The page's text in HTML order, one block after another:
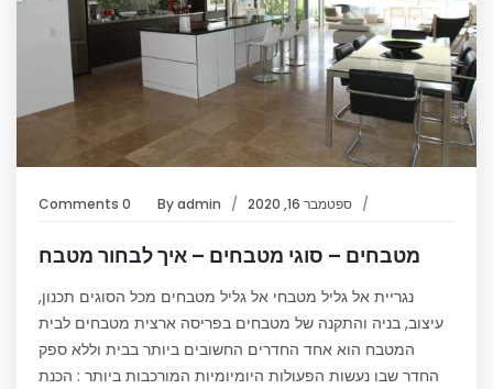
ספטמבר 16, 2020 Byadmin
0 Comments
מטבחים – סוגי מטבחים – איך לבחור מטבח
נגריית אל גליל מטבחי אל גליל מטבחים מכל הסוגים תכנון,
עיצוב, בניה והתקנה של מטבחים בפריסה ארצית מטבחים לבית
המטבח הוא אחד החדרים החשובים ביותר בבית וללא ספק
החדר שבו נעשות הפעולות היומיומיות המורכבות ביותר : הכנת